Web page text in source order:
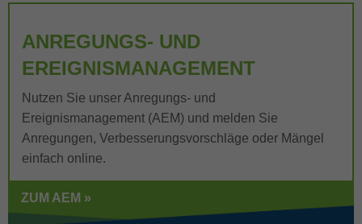
ANREGUNGS- UND
EREIGNISMANAGEMENT
Nutzen Sie unser Anregungs- und
Ereignismanagement (AEM) und melden Sie
Anregungen, Verbesserungsvorschläge oder Mängel
einfach online.
ZUM AEM »